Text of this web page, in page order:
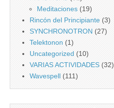
Meditaciones (19)
Rincón del Principiante (3)
SYNCHRONOTRON (27)
Telektonon (1)
Uncategorized (10)
VARIAS ACTIVIDADES (32)
Wavespell (111)